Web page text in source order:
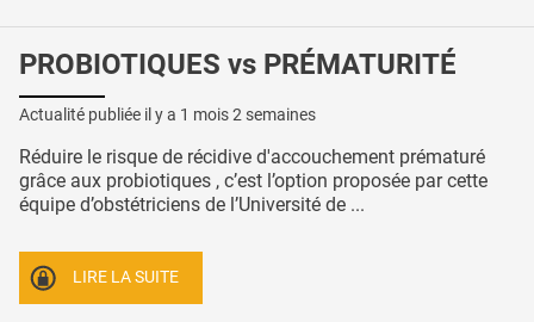
PROBIOTIQUES vs PRÉMATURITÉ
Actualité publiée il y a 1 mois 2 semaines
Réduire le risque de récidive d'accouchement prématuré
grâce aux probiotiques , c’est l’option proposée par cette
équipe d’obstétriciens de l’Université de ...
LIRE LA SUITE